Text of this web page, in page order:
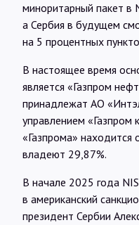
миноритарный пакет в
а Сербия в будущем
на 5 процентных
В настоящее время
является «Газпром
принадлежат АО
управлением «Газпром
«Газпрома» находится
владеют 29,87%.
В начале 2025 года
в американский
президент Сербии